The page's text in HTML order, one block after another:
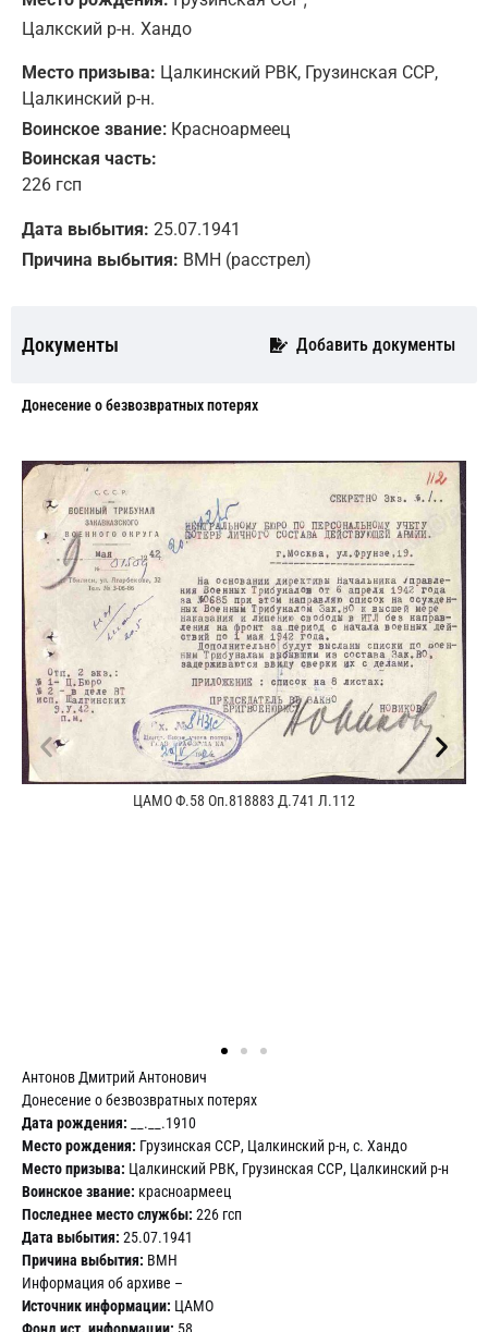
Цалкский р-н. Хандо
Место призыва: Цалкинский РВК, Грузинская ССР,
Цалкинский р-н.
Воинское звание: Красноармеец
Воинская часть:
226 гсп
Дата выбытия: 25.07.1941
Причина выбытия: ВМН (расстрел)
Документы Добавить документы
Донесение о безвозвратных потерях
ЦАМО Ф.58 Оп.818883 Д.741 Л.112
Антонов Дмитрий Антонович
Донесение о безвозвратных потерях
Дата рождения: __.__.1910
Место рождения: Грузинская ССР, Цалкинский р-н, с. Хандо
Место призыва: Цалкинский РВК, Грузинская ССР, Цалкинский р-н
Воинское звание: красноармеец
Последнее место службы: 226 гсп
Дата выбытия: 25.07.1941
Причина выбытия: ВМН
Информация об архиве –
Источник информации: ЦАМО